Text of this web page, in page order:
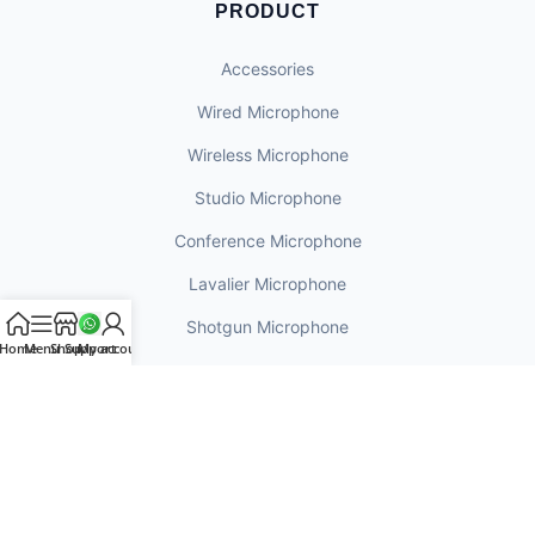
PRODUCT
Accessories
Wired Microphone
Wireless Microphone
Studio Microphone
Conference Microphone
Lavalier Microphone
Shotgun Microphone
HomeMenuShopSupport
My account